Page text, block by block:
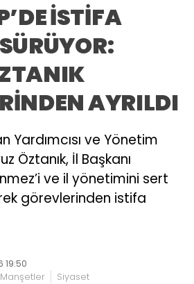
İSTİFA
AYRILDI
Yardımcısı ve Yönetim
Öztanık, İl Başkanı
ve il yönetimini sert
görevlerinden istifa
19:50
Manşetler Siyaset